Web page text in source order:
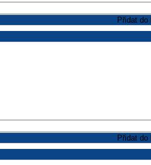
Přidat do
Přidat do